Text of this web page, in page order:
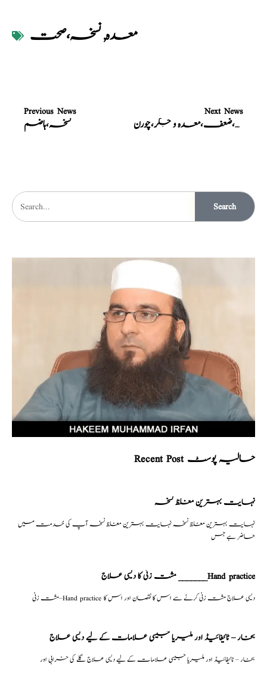
معدہ,نسخہ،صحت
Previous News
نسخہ،ہاضم
Next News
نسخہ،ضعف،معدہ و جگر،چورن
Search
Recent Post حالیہ پوسٹ
نہایت بہترین مغلظ نسخہ
نہایت بہترین مغلظ نسخہ نہایت بہترین مغلظ نسخہ آپ کی خدمت میں
حاضر ہے جس
مشت زنی کا دیسی علاج _______Hand practice
مشت زنی–Hand practice دیسی علاج مشت زنی کرنے سے اس کا نقصان اور اس کا
بخار – ٹائیفائیڈ اور ملیریا جیسی علامات کے لیے دیسی علاج
بخار – ٹائیفائیڈ اور ملیریا جیسی علامات کے لیے دیسی علاج گلے کی خرابی اور